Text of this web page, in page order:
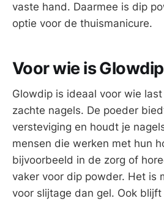
vaste hand. Daarmee is dip
optie voor de thuismanicure.
Voor wie is
Glowdip is ideaal voor wie
zachte nagels. De poeder
versteviging en houdt je
mensen die werken met hun
bijvoorbeeld in de zorg of
vaker voor dip powder. Het is
voor slijtage dan gel. Ook